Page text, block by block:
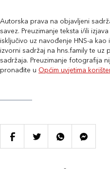
Autorska prava na objavljeni
savez. Preuzimanje teksta i/ili
isključivo uz navođenje HNS-a
izvorni sadržaj na hns.family te uz
sadržaja. Preuzimanje fotografija
pronađite u Općim uvjetima